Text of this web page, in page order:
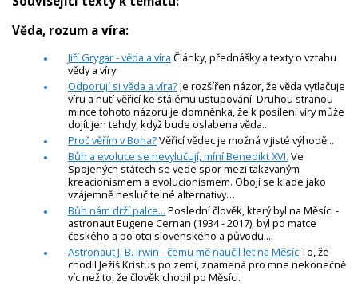
Věda, rozum a víra:
Jiří Grygar - věda a víra Články, přednášky a texty o vztahu
vědy a víry
Odporují si věda a víra?Je rozšířen názor, že věda vytlačuje
víru a nutí věřící ke stálému ustupování. Druhou stranou
mince tohoto názoru je domněnka, že k posílení víry může
dojít jen tehdy, když bude oslabena věda...
Proč věřím v Boha?Věřící vědec je možná v jisté výhodě...
Bůh a evoluce se nevylučují, míní Benedikt XVI. Ve
Spojených státech se vede spor mezi takzvaným
kreacionismem a evolucionismem. Obojí se klade jako
vzájemně neslučitelné alternativy…
Bůh nám drží palce... Poslední člověk, který byl na Měsíci -
astronaut Eugene Cernan (1934 - 2017), byl po matce
českého a po otci slovenského a původu....
Astronaut J. B. Irwin - čemu mě naučil let na MěsícTo, že
chodil Ježíš Kristus po zemi, znamená pro mne nekonečně
víc než to, že člověk chodil po Měsíci.